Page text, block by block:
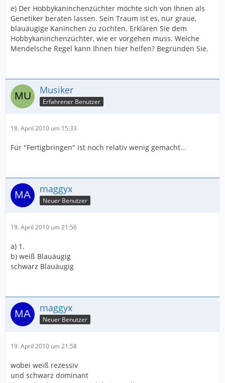
e) Der Hobbykaninchenzüchter möchte sich von Ihnen als
Genetiker beraten lassen. Sein Traum ist es, nur graue,
blauäugige Kaninchen zu züchten. Erklären Sie dem
Hobbykaninchenzüchter, wie er vorgehen muss. Welche
Mendelsche Regel kann Ihnen hier helfen? Begründen Sie.
Musiker
Erfahrener Benutzer
18. April 2010 um 15:33
Für "Fertigbringen" ist noch relativ wenig gemacht...
maggyx
Neuer Benutzer
19. April 2010 um 21:56
a) 1.
b) weiß Blauäugig
schwarz Blauäugig
maggyx
Neuer Benutzer
19. April 2010 um 21:58
wobei weiß rezessiv
und schwarz dominant